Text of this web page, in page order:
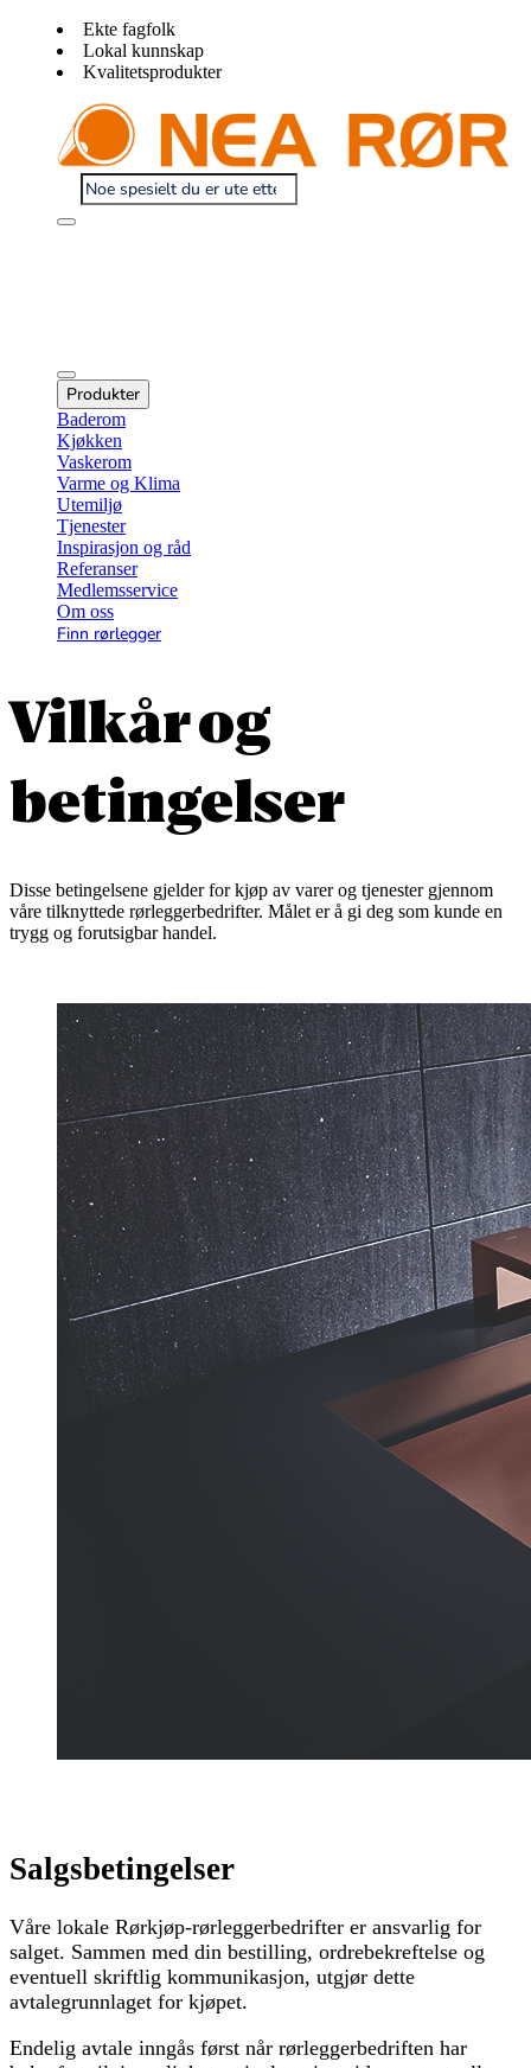
Ekte fagfolk
Lokal kunnskap
Kvalitetsprodukter
Produkter
Baderom
Kjøkken
Vaskerom
Varme og Klima
Utemiljø
Tjenester
Inspirasjon og råd
Referanser
Medlemsservice
Om oss
Finn rørlegger
Vilkår og
betingelser
Disse betingelsene gjelder for kjøp av varer og tjenester gjennom
våre tilknyttede rørleggerbedrifter. Målet er å gi deg som kunde en
trygg og forutsigbar handel.
Salgsbetingelser
Våre lokale Rørkjøp-rørleggerbedrifter er ansvarlig for
salget. Sammen med din bestilling, ordrebekreftelse og
eventuell skriftlig kommunikasjon, utgjør dette
avtalegrunnlaget for kjøpet.
Endelig avtale inngås først når rørleggerbedriften har